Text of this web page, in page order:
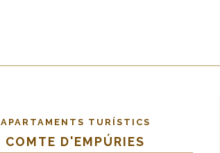
APARTAMENTS TURÍSTICS
COMTE D'EMPÚRIES